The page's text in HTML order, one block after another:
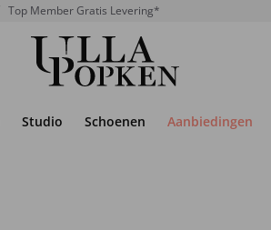
Top Member Gratis Levering*
Studio Schoenen Aanbiedingen